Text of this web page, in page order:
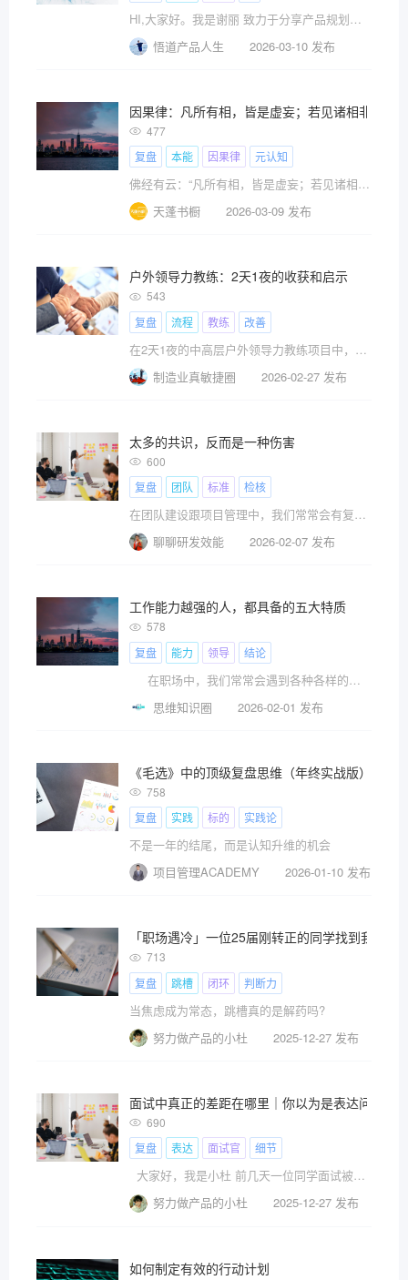
HI,大家好。我是谢丽 致力于分享产品规划与设计、
悟道产品人生
2026-03-10 发布
因果律：凡所有相，皆是虚妄；若见诸相非相，
477
复盘
本能 因果律 元认知
佛经有云：“凡所有相，皆是虚妄；若见诸相非相，即见如来”，其实这这世间万物的根本规律，逃不过因果律，而所看到的一切都是因缘和合而生、因缘和合而灭。
天蓬书橱
2026-03-09 发布
户外领导力教练：2天1夜的收获和启示
543
复盘
流程 教练 改善
在2天1夜的中高层户外领导力教练项目中，在这个过程中，一起沉浸在失衡条件中（环境的失衡，团队的失衡和个人的失衡）以及在教练的及时引导和教练式对话下，提升大家对团队管理的觉察，对自己领导力不足的觉察，以及对他人和团队优点/改善点的觉察能力。
制造业真敏捷圈
2026-02-27 发布
太多的共识，反而是一种伤害
600
复盘
团队 标准 检核
在团队建设跟项目管理中，我们常常会有复盘。复盘的主要目的是为了经验的沉淀和传播，以及为下一步改进提供依据。
聊聊研发效能
2026-02-07 发布
工作能力越强的人，都具备的五大特质
578
复盘
能力 领导 结论
在职场中，我们常常会遇到各种各样的挑战和
思维知识圈
2026-02-01 发布
《毛选》中的顶级复盘思维（年终实战版）
758
复盘
实践 标的 实践论
不是一年的结尾，而是认知升维的机会
项目管理ACADEMY
2026-01-10 发布
「职场遇冷」一位25届刚转正的同学找到我，说
713
复盘
跳槽 闭环 判断力
当焦虑成为常态，跳槽真的是解药吗?
努力做产品的小杜
2025-12-27 发布
面试中真正的差距在哪里｜你以为是表达问题，
690
复盘
表达 面试官 细节
大家好，我是小杜 前几天一位同学面试被拒后来找
努力做产品的小杜
2025-12-27 发布
如何制定有效的行动计划